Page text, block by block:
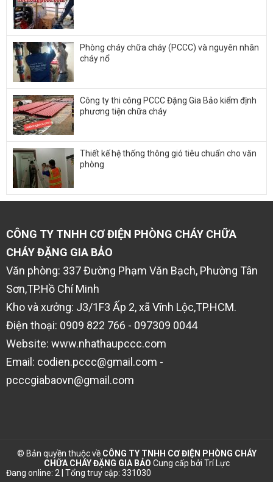
Phòng cháy chữa cháy (PCCC) và nguyên nhân
cháy nổ
Công ty thi công PCCC Đặng Gia Bảo kiểm định
phương tiện chữa cháy
Thiết kế hệ thống thông gió tiêu chuẩn cho văn
phòng
CÔNG TY TNHH CƠ ĐIỆN PHÒNG CHÁY CHỮA
CHÁY ĐẶNG GIA BẢO
Văn phòng: 337 Đường Phạm Văn Bạch, Phường Tân
Sơn,TP.Hồ Chí Minh
Kho và xưởng: J3/1F3 Ấp 2, xã Vĩnh Lộc,TP.HCM.
Điện thoại: 0909 822 766 - 097309 0044
Website: www.nhathaupccc.com
Email: codien.pccc@gmail.com -
pcccgiabaovn@gmail.com
© Bản quyền thuộc về CÔNG TY TNHH CƠ ĐIỆN PHÒNG CHÁY
CHỮA CHÁY ĐẶNG GIA BẢO Cung cấp bởi Trí Lực
Đang online: 2 | Tổng truy cập: 331030